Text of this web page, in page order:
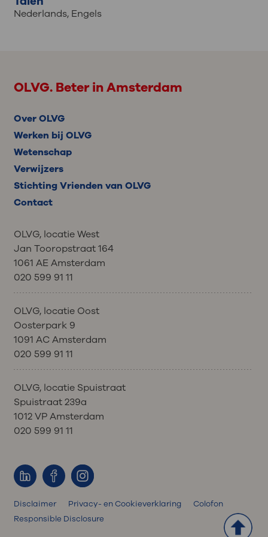
Nederlands,Engels
OLVG. Beter in Amsterdam
Over OLVG
Werken bij OLVG
Wetenschap
Verwijzers
Stichting Vrienden van OLVG
Contact
OLVG, locatie West
Jan Tooropstraat 164
1061 AE Amsterdam
020 599 91 11
OLVG, locatie Oost
Oosterpark 9
1091 AC Amsterdam
020 599 91 11
OLVG, locatie Spuistraat
Spuistraat 239a
1012 VP Amsterdam
020 599 91 11
Disclaimer Privacy- en Cookieverklaring
Colofon
Responsible Disclosure